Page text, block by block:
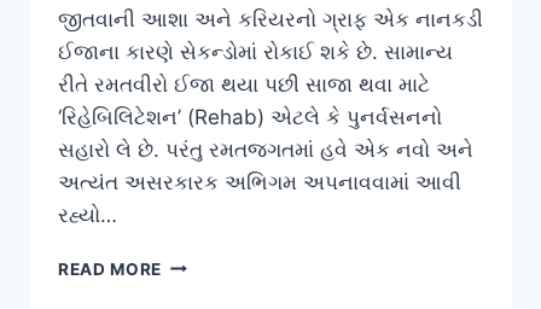
જીતવાની આશા અને કરિયરનો ગ્રાફ એક નાનકડી
ઈજાના કારણે સેકન્ડોમાં રોકાઈ શકે છે. સામાન્ય
રીતે રમતવીરો ઈજા થયા પછી સાજા થવા માટે
‘રિહેબિલિટેશન’ (Rehab) એટલે કે પુનર્વસનનો
સહારો લે છે. પરંતુ રમતજગતમાં હવે એક નવો અને
અત્યંત અસરકારક અભિગમ અપનાવવામાં આવી
રહ્યો…
READ MORE રમતવીરો